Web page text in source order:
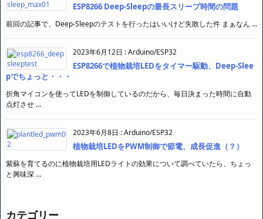
ESP8266 Deep-Sleepの最長スリープ時間の問題
前回の記事で、Deep-Sleepのテストを行ったはいいけど失敗した件 まぁなん ...
2023年6月12日 :Arduino/ESP32
ESP8266で植物栽培LEDをタイマー駆動、Deep-Slee
pでちょっと・・・
折角マイコンを使ってLEDを制御しているのだから、毎日決まった時間に自動
点灯させ ...
2023年6月8日 :Arduino/ESP32
植物栽培LEDをPWM制御で節電、成長促進（？）
紫蘇を育てるのに植物栽培用LEDライトの効果について調べていたら、ちょっ
と興味深 ...
カテゴリー